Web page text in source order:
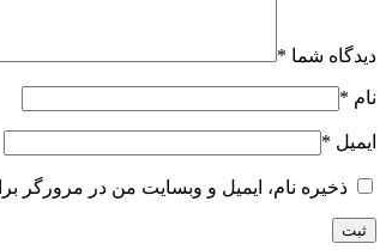
دیدگاه شما *
نام *
ایمیل *
ذخیره نام، ایمیل و وبسایت من در مرورگر